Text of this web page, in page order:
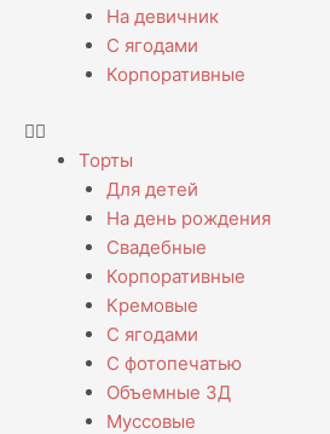
На девичник
С ягодами
Корпоративные
Торты
Для детей
На день рождения
Свадебные
Корпоративные
Кремовые
С ягодами
С фотопечатью
Объемные 3Д
Муссовые